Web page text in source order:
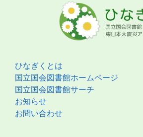
ひなぎくとは
国立国会図書館ホームページ
国立国会図書館サーチ
お知らせ
お問い合わせ